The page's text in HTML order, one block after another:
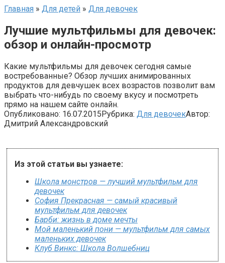
Главная » Для детей » Для девочек
Лучшие мультфильмы для девочек:
обзор и онлайн-просмотр
Какие мультфильмы для девочек сегодня самые
востребованные? Обзор лучших анимированных
продуктов для девчушек всех возрастов позволит вам
выбрать что-нибудь по своему вкусу и посмотреть
прямо на нашем сайте онлайн.
Опубликовано: 16.07.2015Рубрика: Для девочекАвтор:
Дмитрий Александровский
Из этой статьи вы узнаете:
Школа монстров — лучший мультфильм для
девочек
София Прекрасная — самый красивый
мультфильм для девочек
Барби: жизнь в доме мечты
Мой маленький пони — мультфильм для самых
маленьких девочек
Клуб Винкс: Школа Волшебниц